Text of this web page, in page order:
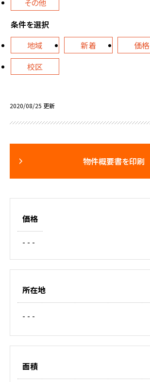
その他
条件を選択
地域
新着
価格
校区
2020/08/25 更新
物件概要書を印刷
価格
- - -
所在地
- - -
面積